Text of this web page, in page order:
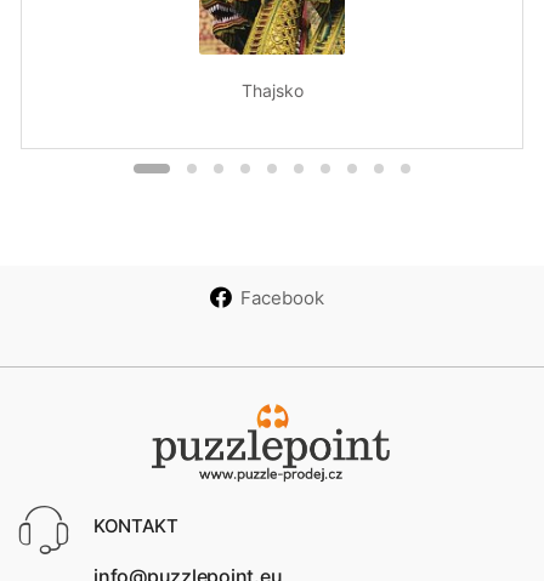
Thajsko
Facebook
KONTAKT